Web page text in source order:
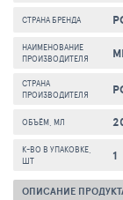
СТРАНА БРЕНДА
НАИМЕНОВАНИЕ
ПРОИЗВОДИТЕЛЯ
СТРАНА
ПРОИЗВОДИТЕЛЯ
ОБЪЁМ, МЛ
К-ВО В УПАКОВКЕ,
ШТ
1
ОПИСАНИЕ